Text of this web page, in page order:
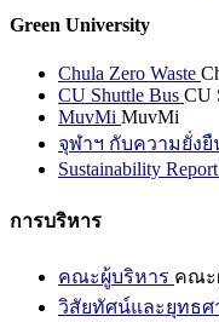
Green University
Chula Zero Waste
CU Shuttle Bus CU
MuvMi MuvMi
จุฬาฯ กับความยั่งยื
Sustainability Report
การบริหาร
คณะผู้บริหาร คณะ
วิสัยทัศน์และยุทธศ